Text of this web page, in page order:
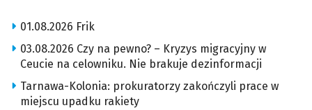
01.08.2026 Frik
03.08.2026 Czy na pewno? – Kryzys migracyjny w
Ceucie na celowniku. Nie brakuje dezinformacji
Tarnawa-Kolonia: prokuratorzy zakończyli prace w
miejscu upadku rakiety